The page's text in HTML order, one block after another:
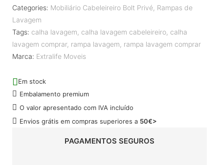
Categories: Mobiliário Cabeleireiro Bolt Privé, Rampas de
Lavagem
Tags: calha lavagem, calha lavagem cabeleireiro, calha
lavagem comprar, rampa lavagem, rampa lavagem comprar
Marca: Extralife Moveis
Em stock
Embalamento premium
O valor apresentado com IVA incluído
Envios grátis em compras superiores a 50€>
PAGAMENTOS SEGUROS